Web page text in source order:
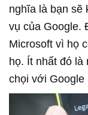
nghĩa là bạn sẽ
vụ của Google.
Microsoft vì họ
họ. Ít nhất đó là
chọi với Google